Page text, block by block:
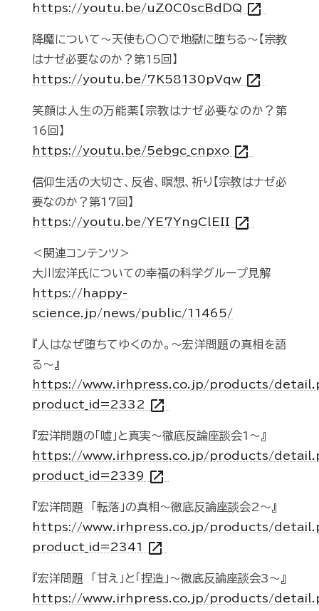
https://youtu.be/uZ0C0scBdDQ open_in_new
降魔について～天使も〇〇で地獄に堕ちる～【宗教
はナゼ必要なのか？第15回】
https://youtu.be/7K58130pVqw open_in_new
笑顔は人生の万能薬【宗教はナゼ必要なのか？第
16回】
https://youtu.be/5ebgc_cnpxo open_in_new
信仰生活の大切さ、反省、瞑想、祈り【宗教はナゼ必
要なのか？第17回】
https://youtu.be/YE7YngClEII open_in_new
＜関連コンテンツ＞
大川宏洋氏についての幸福の科学グループ見解
https://happy-
science.jp/news/public/11465/
『人はなぜ堕ちてゆくのか。～宏洋問題の真相を語
る～』
https://www.irhpress.co.jp/products/
product_id=2332 open_in_new
『宏洋問題の「嘘」と真実～徹底反論座談会1～』
https://www.irhpress.co.jp/products/
product_id=2339 open_in_new
『宏洋問題 「転落」の真相～徹底反論座談会2～』
https://www.irhpress.co.jp/products/
product_id=2341 open_in_new
『宏洋問題 「甘え」と「捏造」～徹底反論座談会3～』
https://www.irhpress.co.jp/products/